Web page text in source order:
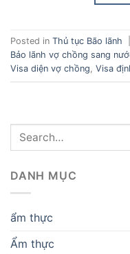
Posted in Thủ tục Bão lãnh
Bảo lãnh vợ chồng sang
Visa diện vợ chồng, Visa
DANH MỤC
ẩm thực
Ẩm thực